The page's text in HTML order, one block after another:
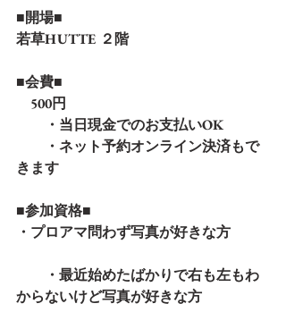
■開場■
若草HUTTE ２階
■会費■
500円
・当日現金でのお支払いOK
・ネット予約オンライン決済もで
きます
■参加資格■
・プロアマ問わず写真が好きな方
・最近始めたばかりで右も左もわ
からないけど写真が好きな方